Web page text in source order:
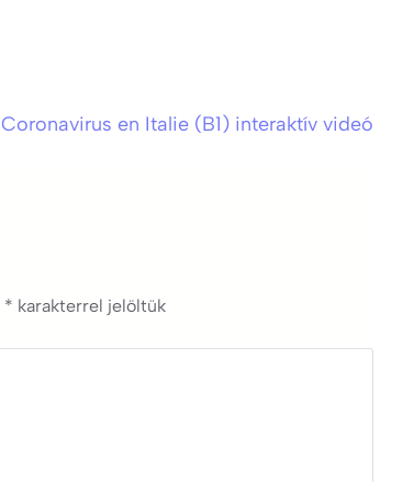
Coronavirus en Italie (B1) interaktív videó
* karakterrel jelöltük